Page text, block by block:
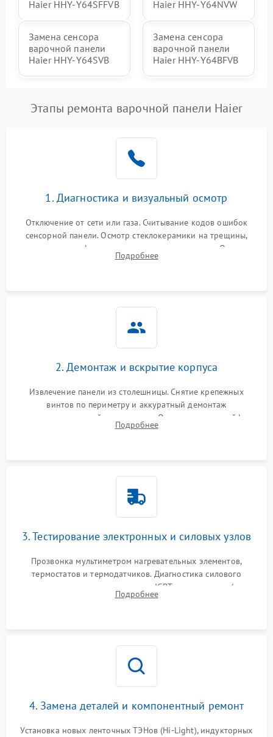
Haier HHY-Y64SFFVB Haier HHY-Y64NVW
Замена сенсора
варочной панели
Haier HHY-Y64SVB
Замена сенсора
варочной панели
Haier HHY-Y64BFVB
Этапы ремонта варочной панели Haier
1. Диагностика и визуальный осмотр
Отключение от сети или газа. Считывание кодов ошибок
сенсорной панели. Осмотр стеклокерамики на трещины,
проверка конфорок на равномерность нагрева. Опрос
клиента о симптомах (не включается, не видит посуду,
Подробнее
2. Демонтаж и вскрытие корпуса
Извлечение панели из столешницы. Снятие крепежных
винтов по периметру и аккуратный демонтаж
стеклокерамической поверхности. Отсоединение шлейфов
сенсорного блока для доступа к силовым платам, катушкам
Подробнее
3. Тестирование электронных и силовых узлов
Прозвонка мультиметром нагревательных элементов,
термостатов и термодатчиков. Диагностика силового
модуля, реле, диодных мостов и IGBT-транзисторов (для
индукции). Проверка кранов и газ-контроля (для газовых
Подробнее
4. Замена деталей и компонентный ремонт
Установка новых ленточных ТЭНов (Hi-Light), индукторных